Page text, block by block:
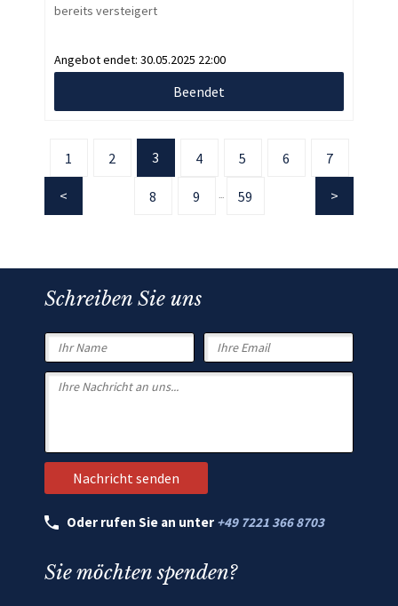
bereits versteigert
Angebot endet: 30.05.2025 22:00
Beendet
1 2 3 4 5 6 7
8 9 ... 59
Schreiben Sie uns
Oder rufen Sie an unter +49 7221 366 8703
Sie möchten spenden?